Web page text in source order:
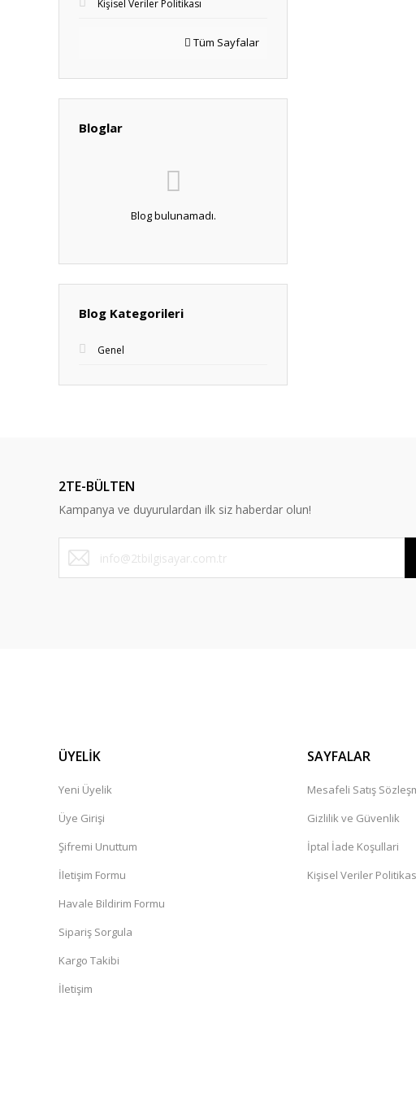
Kişisel Veriler Politikası
Tüm Sayfalar
Bloglar
Blog bulunamadı.
Blog Kategorileri
Genel
2TE-BÜLTEN
Kampanya ve duyurulardan ilk siz haberdar olun!
ÜYELİK
Yeni Üyelik
Üye Girişi
Şifremi Unuttum
İletişim Formu
Havale Bildirim Formu
Sipariş Sorgula
Kargo Takibi
İletişim
SAYFALAR
Mesafeli Satış
Gizlilik ve Güvenlik
İptal İade Koşullari
Kişisel Veriler